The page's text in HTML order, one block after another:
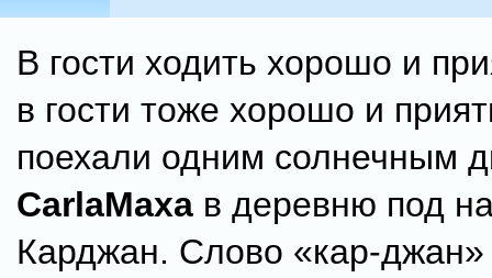
В гости ходить хорошо и
в гости тоже хорошо и
поехали одним солнечным
CarlaMaxa в деревню под
Карджан. Слово «кар-